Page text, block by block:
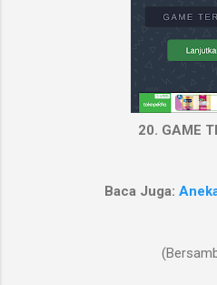
20. GAME
Baca Juga: